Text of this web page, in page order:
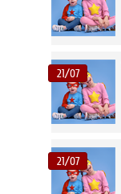
21/07
21/07